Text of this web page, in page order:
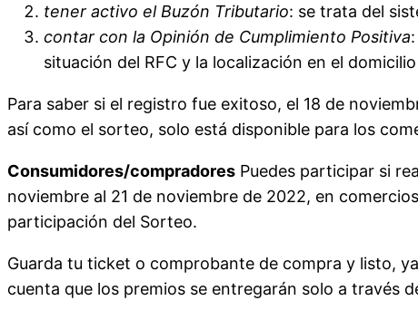
tener activo el Buzón Tributario: se trata del
contar con la Opinión de Cumplimiento Positiva
situación del RFC y la localización en el
Para saber si el registro fue exitoso, el 18 de
así como el sorteo, solo está disponible para los
Consumidores/compradores Puedes participar si
noviembre al 21 de noviembre de 2022, en
participación del Sorteo.
Guarda tu ticket o comprobante de compra y listo,
cuenta que los premios se entregarán solo a través